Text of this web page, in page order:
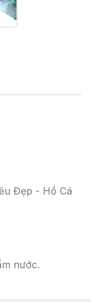
Đẹp - Hồ Cá
nước.
60cm